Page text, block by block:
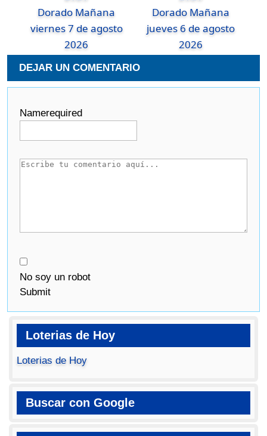
Dorado Mañana
viernes 7 de agosto
2026
Dorado Mañana
jueves 6 de agosto
2026
DEJAR UN COMENTARIO
Namerequired
No soy un robot
Submit
Loterias de Hoy
Loterias de Hoy
Buscar con Google